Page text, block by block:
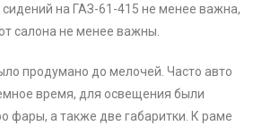
на ГАЗ-61-415 не менее важна,
салона не менее важны.
продумано до мелочей. Часто авто
время, для освещения были
фары, а также две габаритки. К раме